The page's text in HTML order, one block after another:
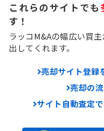
これらのサイトでも
す！
ラッコM&Aの幅広い買
出してくれます。
売却サイト登録
売却の
サイト自動査定